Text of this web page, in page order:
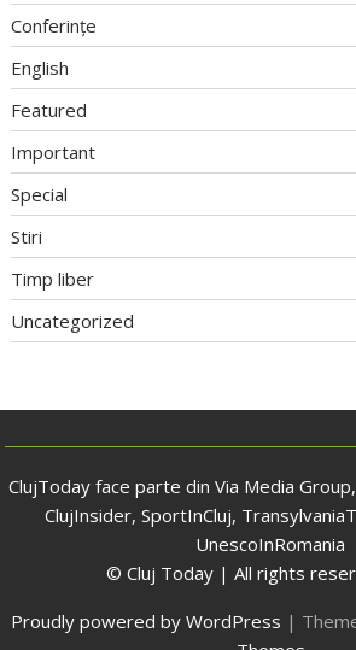
Conferințe
English
Featured
Important
Special
Stiri
Timp liber
Uncategorized
ClujToday face parte din Via Media
ClujInsider, SportInCluj,
UnescoInRomania
© Cluj Today | All rights
Proudly powered by WordPress |